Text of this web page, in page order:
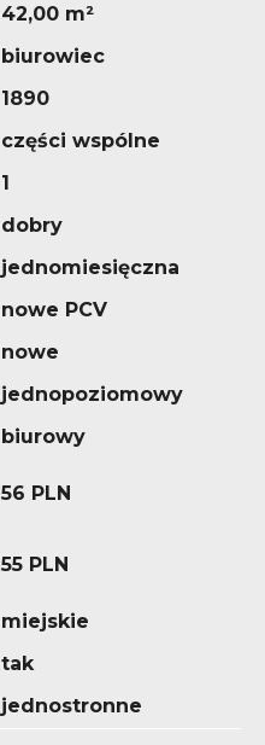
42,00 m²
biurowiec
1890
części wspólne
1
dobry
jednomiesięczna
nowe PCV
nowe
jednopoziomowy
biurowy
56 PLN
55 PLN
miejskie
tak
jednostronne